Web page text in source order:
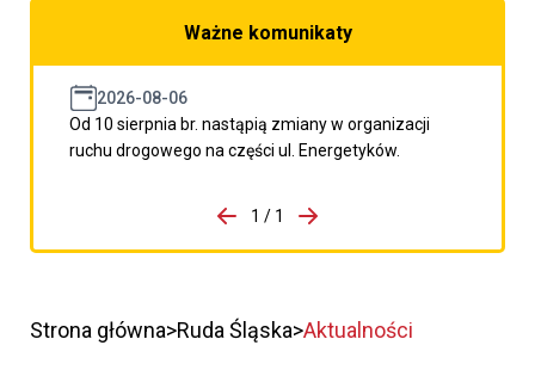
Ważne komunikaty
2026-08-06
Od 10 sierpnia br. nastąpią zmiany w organizacji
ruchu drogowego na części ul. Energetyków.
porzpedniego komunikatu
1 / 1
Przejdź do następnego
Strona główna Ruda Śląska Aktualności